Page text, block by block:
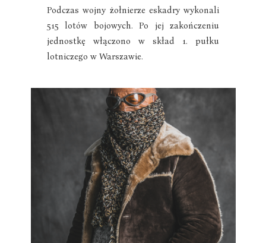
Podczas wojny żołnierze eskadry wykonali
515 lotów bojowych. Po jej zakończeniu
jednostkę włączono w skład 1. pułku
lotniczego w Warszawie.